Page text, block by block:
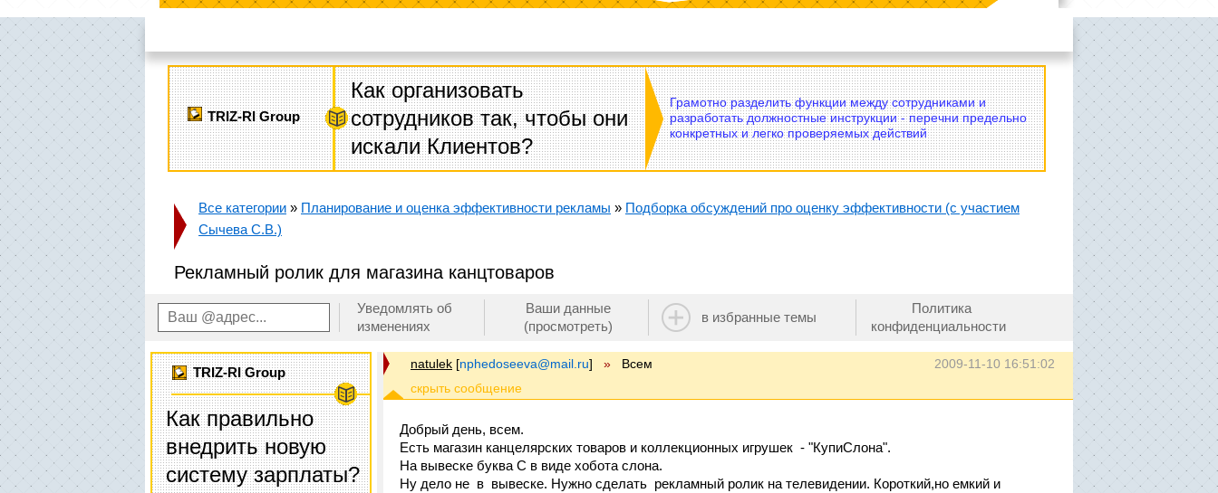
TRIZ-RI Group
Как организовать
сотрудников так, чтобы они
искали Клиентов?
Грамотно разделить функции между сотрудниками и
разработать должностные инструкции - перечни предельно
конкретных и легко проверяемых действий
Все категории » Планирование и оценка эффективности рекламы » Подборка обсуждений про оценку эффективности (с участием
Сычева С.В.)
Рекламный ролик для магазина канцтоваров
Уведомлять об
изменениях
Ваши данные
(просмотреть)
в избранные темы
Политика
конфиденциальности
TRIZ-RI Group
Как правильно
внедрить новую
систему зарплаты?
2009-11-10 16:51:02
natulek [nphedoseeva@mail.ru] » Всем
Добрый день, всем.
Есть магазин канцелярских товаров и коллекционных игрушек - "КупиСлона".
На вывеске буква С в виде хобота слона.
Ну дело не в вывеске. Нужно сделать рекламный ролик на телевидении. Короткий,но емкий и